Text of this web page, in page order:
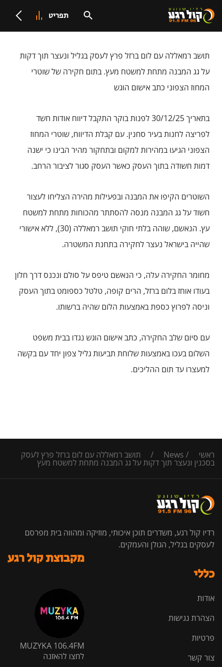
תפריט
תושב רמאללה עם לום ברזל פרץ לעסק בגליל ונעצר תוך דקות
על גג המבנה מתחת למשטח מעץ. בתום חקירה של שוטרי
המחוז הצפוני כתב אישום הוגש
בתאריך 30/12/25 לפנות בוקר התקבל דיווח אודות חשד
לפריצה לחנות בעיר סחנין. עם קבלת הדיווח, שוטרי המחוז
הצפוני הגיעו במהירות למקום ובתחקור מהיר הבינו כי ישנה
דמות חשודה בתוך העסק כאשר העסק סגור לציבור הרחב.
השוטרים הקיפו את המבנה ובפעילות מהירה הצליחו לעצור
חשוד על גג המבנה מנסה להסתתר מהכוחות מתחת למשטח
עץ. הנאשם, שוהה בלתי חוקי תושב רמאללה (30), ללא אישורי
שהייה בישראל נעצר לחקירה בתחנת המשטרה.
מחומר החקירה עלה, כי הנאשם טיפס על סולם ונכנס דרך חלון
בעודו אוחז בלום ברזל, הרים קופה, טלטל כספומט בתוך העסק
וניסה לפרוץ כספת באמצעות הלום שהיה ברשותו.
עם סיום שלב החקירה, כתב אישום הוגש נגדו בבית משפט
השלום בעכו באמצעות שלוחת תביעות גליל צפון יחד עם בקשה
למעצרו עד תום ההליכים.
ראשי /
News
/ תושב רמאללה עם לום ברזל פרץ לעסק
בסכנין ונעצר תוך דקות על גג המבנה מתחת למשטח מעץ
רדיו קול רגע, משדרים תוכן איכותי, מוזיקה ומהווה בית מפרסם
לעסקים בגליל, הגולן והעמקים.
כללי
אודות
הצהרת נגישות
פרטיות
צור קשר
מקבוצת קול רגע
MUZYKA 106.4FM
לחצו להאזנה